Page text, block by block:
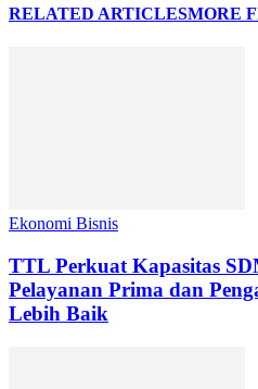
RELATED ARTICLESMORE
Ekonomi Bisnis
TTL Perkuat Kapasitas
Pelayanan Prima dan
Lebih Baik